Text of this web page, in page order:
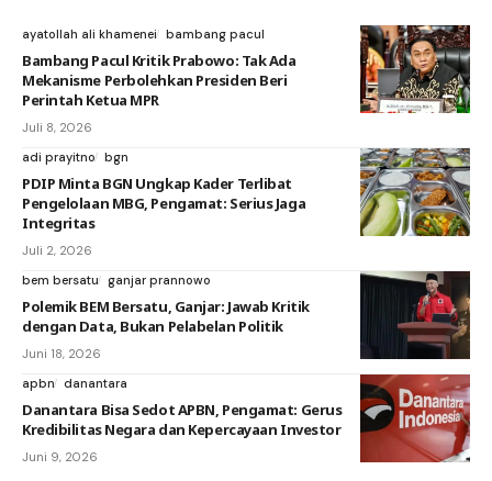
ayatollah ali khamenei bambang pacul
Bambang Pacul Kritik Prabowo: Tak Ada
Mekanisme Perbolehkan Presiden Beri
Perintah Ketua MPR
Juli 8, 2026
adi prayitno bgn
PDIP Minta BGN Ungkap Kader Terlibat
Pengelolaan MBG, Pengamat: Serius Jaga
Integritas
Juli 2, 2026
bem bersatu ganjar prannowo
Polemik BEM Bersatu, Ganjar: Jawab Kritik
dengan Data, Bukan Pelabelan Politik
Juni 18, 2026
apbn
danantara
Danantara Bisa Sedot APBN, Pengamat: Gerus
Kredibilitas Negara dan Kepercayaan Investor
Juni 9, 2026